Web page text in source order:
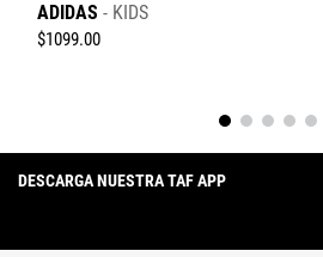
ADIDAS KIDS
$1099.00
DESCARGA NUESTRA TAF APP